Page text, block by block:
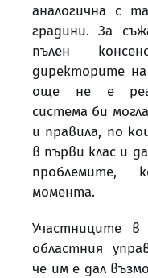
аналогична с
градини. За
пълен
директорите
още не е
система би
и правила, по
в първи клас и
проблемите,
момента.
Участниците в
областния
че им е дал